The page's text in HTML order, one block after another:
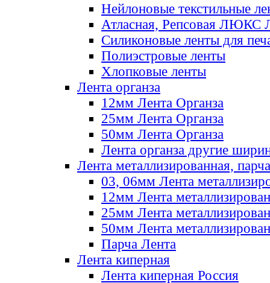
Нейлоновые текстильные
Атласная, Репсовая ЛЮКС
Силиконовые ленты для
Полиэстровые ленты
Хлопковые ленты
Лента органза
12мм Лента Органза
25мм Лента Органза
50мм Лента Органза
Лента органза другие
Лента металлизированная, парча
03, 06мм Лента
12мм Лента
25мм Лента
50мм Лента
Парча Лента
Лента киперная
Лента киперная Россия